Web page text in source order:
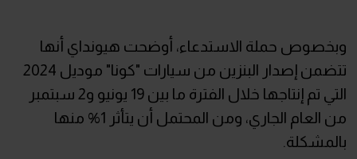
وبخصوص حملة الاستدعاء، أوضحت هيونداي أنها
تتضمن إصدار البنزين من سيارات "كونا" موديل 2024
التي تم إنتاجها خلال الفترة ما بين 19 يونيو و2 سبتمبر
من العام الجاري، ومن المحتمل أن يتأثر 1% منها
بالمشكلة.